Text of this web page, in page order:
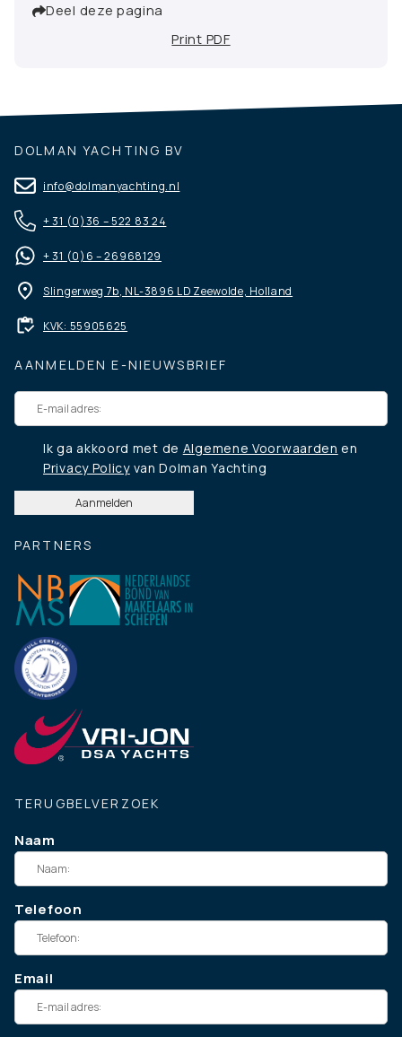
Deel deze pagina
Print PDF
DOLMAN YACHTING BV
info@dolmanyachting.nl
+ 31 (0)36 – 522 83 24
+ 31 (0)6 – 26968129
Slingerweg 7b, NL-3896 LD Zeewolde, Holland
KVK: 55905625
AANMELDEN E-NIEUWSBRIEF
Ik ga akkoord met de Algemene Voorwaarden en
Privacy Policyvan Dolman Yachting
TERUGBELVERZOEK
Naam
Telefoon
Email
PARTNERS